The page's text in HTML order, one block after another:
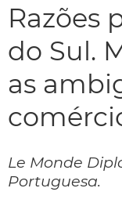
Razões
do Sul.
as
Le Monde
Portuguesa.